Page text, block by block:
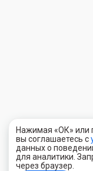
Нажимая «ОК» или
вы соглашаетесь с
данных о
для аналитики.
через браузер.